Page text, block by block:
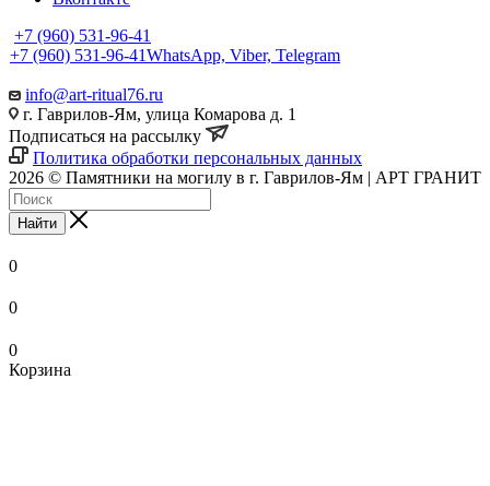
+7 (960) 531-96-41
+7 (960) 531-96-41WhatsApp, Viber, Telegram
info@art-ritual76.ru
г. Гаврилов-Ям, улица Комарова д. 1
Подписаться на рассылку
Политика обработки персональных данных
2026 © Памятники на могилу в г. Гаврилов-Ям | АРТ ГРАНИТ
Найти
0
0
0
Корзина